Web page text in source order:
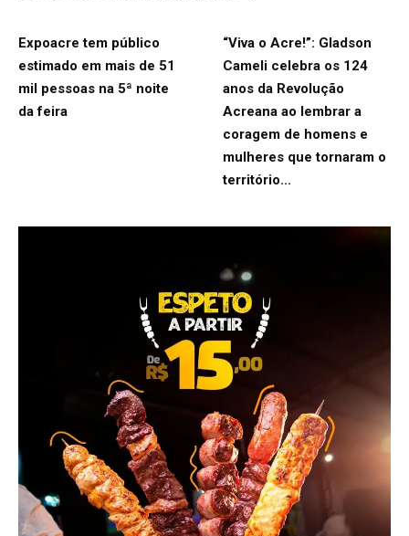
Expoacre tem público
estimado em mais de 51
mil pessoas na 5ª noite
da feira
“Viva o Acre!”: Gladson
Cameli celebra os 124
anos da Revolução
Acreana ao lembrar a
coragem de homens e
mulheres que tornaram o
território...